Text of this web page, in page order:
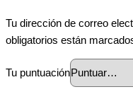
Tu dirección de correo
obligatorios están
Tu puntuación